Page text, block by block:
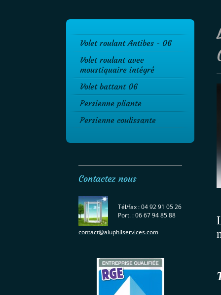
Volet roulant Antibes - 06
Volet roulant avec
moustiquaire intégré
Volet battant 06
Persienne pliante
Persienne coulissante
Contactez nous
Tél/fax : 04 92 91 05 26
Port. : 06 67 94 85 88
contact@aluphilservices.com